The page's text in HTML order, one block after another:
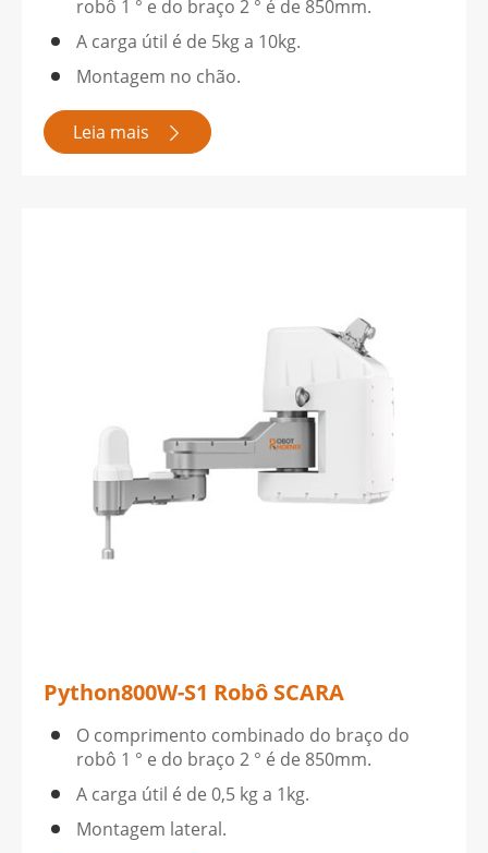
robô 1 ° e do braço 2 ° é de 850mm.
A carga útil é de 5kg a 10kg.
Montagem no chão.
Leia mais 
Python800W-S1 Robô SCARA
O comprimento combinado do braço do
robô 1 ° e do braço 2 ° é de 850mm.
A carga útil é de 0,5 kg a 1kg.
Montagem lateral.